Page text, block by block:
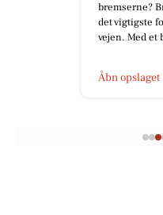
bremserne?
det vigtigste
vejen. Med et
Åbn opslaget